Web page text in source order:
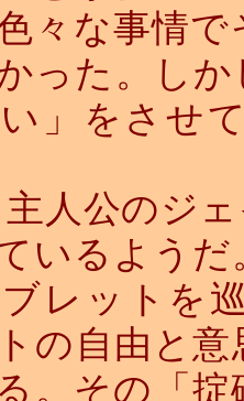
々な事情
った。し
」をさせ
人公のジ
いるよう
レットを
の自由と
。その「